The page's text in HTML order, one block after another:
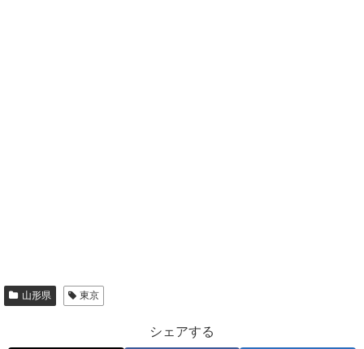
山形県 東京
シェアする